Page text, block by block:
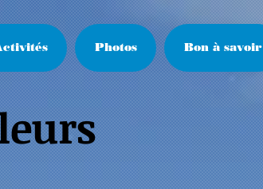
Photos Bon à savoir